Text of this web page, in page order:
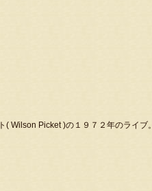
( Wilson Picket )の１９７２年のライブ。